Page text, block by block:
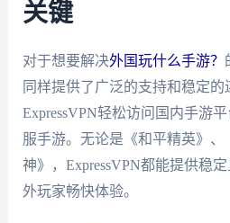
关键
对于想要解决外国玩什么手游？
同样提供了广泛的支持和稳定
ExpressVPN轻松访问国内手游
服手游。无论是《和平精英》、
神》，ExpressVPN都能提供稳
外玩家畅快体验。